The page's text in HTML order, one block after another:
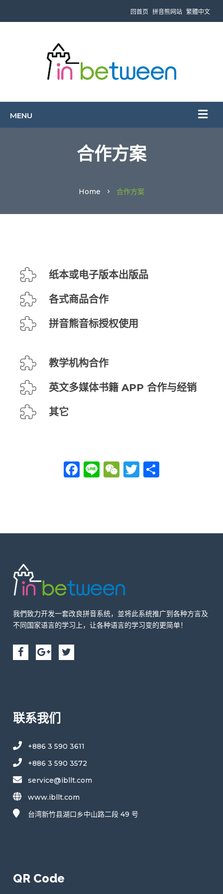
回首页 拼音熊网站 繁體中文
合作方案
Home 合作方案
纸本或电子版本出版品
各式商品合作
拼音熊音标授权使用
教学机构合作
英文多媒体书籍 APP 合作与经销
其它
Facebook
LineWeChat
Twitter
我們致力开发一套改良拼音系统，並将此系统推广到各种方言及
不同国家语言的学习上，让各种语言的学习变的更简单！
联系我们
+886 3 590 3611
+886 3 590 3572
service@ibllt.com
www.ibllt.com
台湾新竹县湖口乡中山路二段 49 号
QR Code